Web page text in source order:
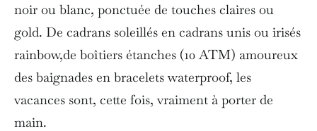
noir ou blanc, ponctuée de touches claires ou
gold. De cadrans soleillés en cadrans unis ou irisés
rainbow,de boîtiers étanches (10 ATM) amoureux
des baignades en bracelets waterproof, les
vacances sont, cette fois, vraiment à porter de
main.